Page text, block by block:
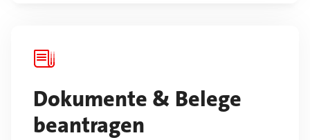
Dokumente & Belege
beantragen